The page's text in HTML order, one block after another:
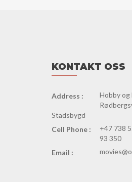
KONTAKT OSS
Address :
Hobby og
Stadsbygd
Cell Phone :
+47 738
93 350
Email :